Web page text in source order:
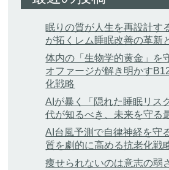
眠りの質が人生を再設計
が拓くレム睡眠改善の革新
体内の「生物学的黄金」を
オファージが解き明かす
化戦略
AIが暴く「隠れた睡眠リス
代が知るべき、未来を守る
AI台風予測で自律神経を守
質を劇的に高める抗老化戦
痩せられないのは意志の弱